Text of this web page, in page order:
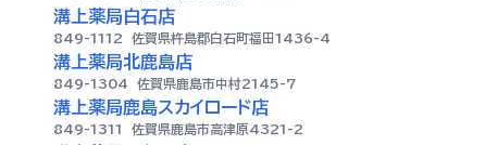
溝上薬局白石店
849-1112 佐賀県杵島郡白石町福田1436-4
溝上薬局北鹿島店
849-1304 佐賀県鹿島市中村2145-7
溝上薬局鹿島スカイロード店
849-1311 佐賀県鹿島市高津原4321-2